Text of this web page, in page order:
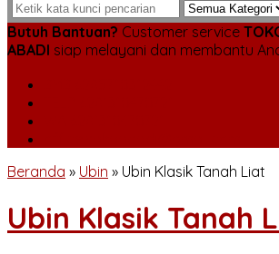
Butuh Bantuan? Customer service
ABADI siap melayani dan membantu
Beranda » Ubin » Ubin Klasik Tanah Liat
Ubin Klasik Tanah